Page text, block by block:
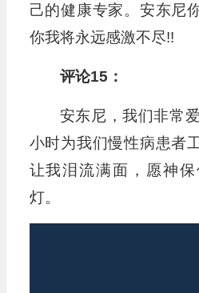
己的健康专家。安东尼
你我将永远感激不尽!!
评论15：
安东尼，我们非常
小时为我们慢性病患者
让我泪流满面，愿神
灯。